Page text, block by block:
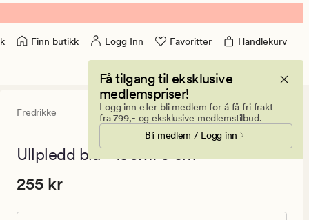
Finn butikk Logg Inn Favoritter Handlekurv
Få tilgang til eksklusive
medlemspriser!
Logg inn eller bli medlem for å få fri frakt
fra 799,- og eksklusive medlemstilbud.
Bli medlem / Logg inn
Fredrikke
0
en
0
Ullpledd blå - 130x170 cm
Pris
kr.
Pris 255 kr
255 kr